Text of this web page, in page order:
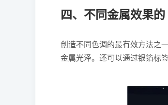
四、不同金属效果
创造不同色调的最有效方法之
金属光泽。还可以通过银箔标